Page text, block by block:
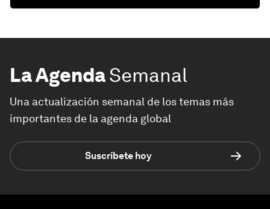
La AgendaSemanal
Una actualización semanal de los temas más
importantes de la agenda global
Suscríbete hoy